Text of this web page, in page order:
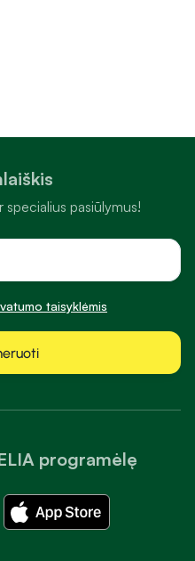
programėlę
pasiūlymus!
taisyklėmis